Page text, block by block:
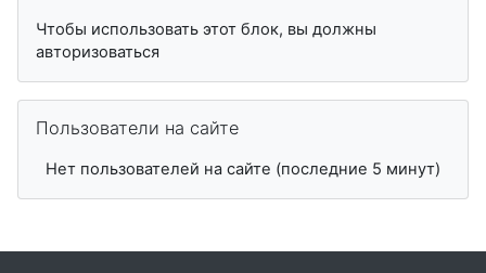
Чтобы использовать этот блок, вы должны
авторизоваться
Пользователи на сайте
Нет пользователей на сайте (последние 5 минут)